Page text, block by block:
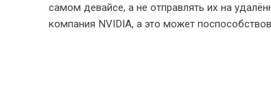
самом девайсе, а не отправлять их на
компания NVIDIA, а это может